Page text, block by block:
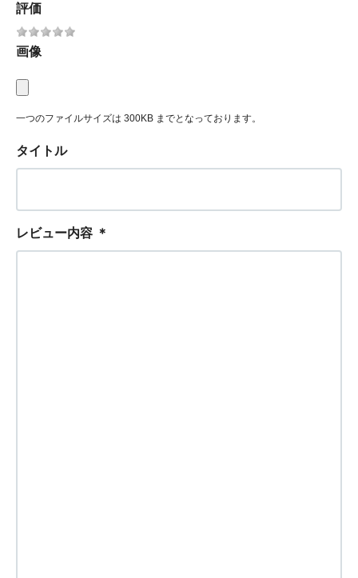
評価
画像
一つのファイルサイズは 300KB までとなっております。
タイトル
レビュー内容 ＊